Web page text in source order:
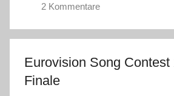
2 Kommentare
Eurovision Song Contest
Finale